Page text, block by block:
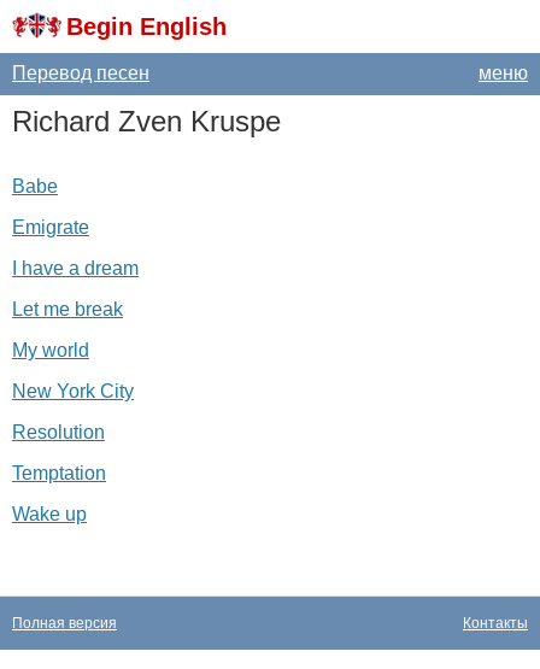
Begin English
меню
Перевод песен
Richard Zven Kruspe
Babe
Emigrate
I have a dream
Let me break
My world
New York City
Resolution
Temptation
Wake up
Контакты
Полная версия